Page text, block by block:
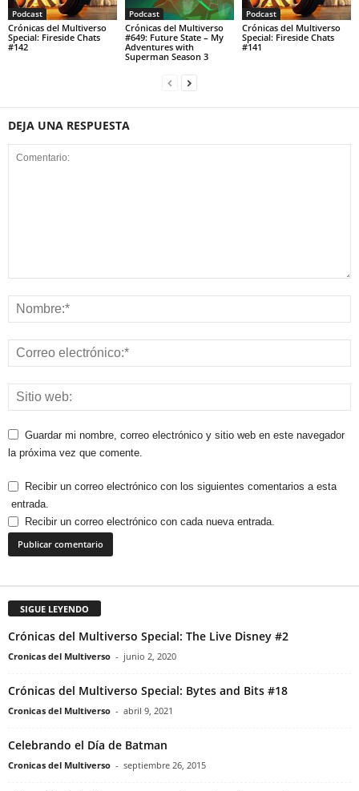
Podcast
Crónicas del Multiverso
Special: Fireside Chats
#142
Podcast
Crónicas del Multiverso
#649: Future State – My
Adventures with
Superman Season 3
Podcast
Crónicas del Multiverso
Special: Fireside Chats
#141
DEJA UNA RESPUESTA
Guardar mi nombre, correo electrónico y sitio web en este navegador
la próxima vez que comente.
Recibir un correo electrónico con los siguientes comentarios a esta
entrada.
Recibir un correo electrónico con cada nueva entrada.
SIGUE LEYENDO
Crónicas del Multiverso Special: The Live Disney #2
Cronicas del Multiverso - junio 2, 2020
Crónicas del Multiverso Special: Bytes and Bits #18
Cronicas del Multiverso - abril 9, 2021
Celebrando el Día de Batman
Cronicas del Multiverso - septiembre 26, 2015